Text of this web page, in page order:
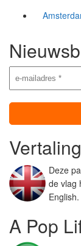
Deze
de vlag
A Pop